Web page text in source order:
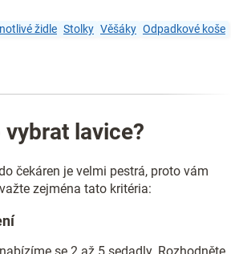
k
p
s
u
židle Stolky Věšáky Odpadkové koše
lavice?
čekáren je velmi pestrá, proto vám
zejména tato kritéria: